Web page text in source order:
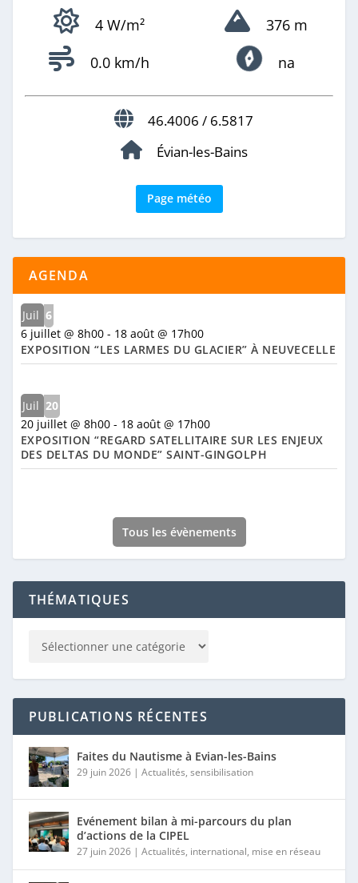
4 W/m²
376 m
0.0 km/h
na
46.4006 / 6.5817
Évian-les-Bains
Page météo
AGENDA
Juil 6
6 juillet @ 8h00- 18 août @ 17h00
EXPOSITION “LES LARMES DU GLACIER” À NEUVECELLE
Juil 20
20 juillet @ 8h00- 18 août @ 17h00
EXPOSITION “REGARD SATELLITAIRE SUR LES ENJEUX
DES DELTAS DU MONDE” SAINT-GINGOLPH
Tous les évènements
THÉMATIQUES
PUBLICATIONS RÉCENTES
Faites du Nautisme à Evian-les-Bains
29 juin 2026| Actualités, sensibilisation
Evénement bilan à mi-parcours du plan
d’actions de la CIPEL
27 juin 2026| Actualités, international, mise en réseau